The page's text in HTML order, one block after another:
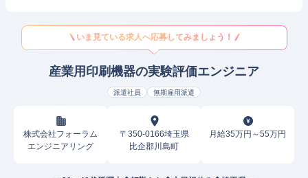
いま見ている求人へ応募してみましょう！
産業用印刷機器の実験評価エンジニア
派遣社員 無期雇用派遣
株式会社フォーラム
エンジニアリング
〒350-0166埼玉県
比企郡川島町
月給35万円～55万円